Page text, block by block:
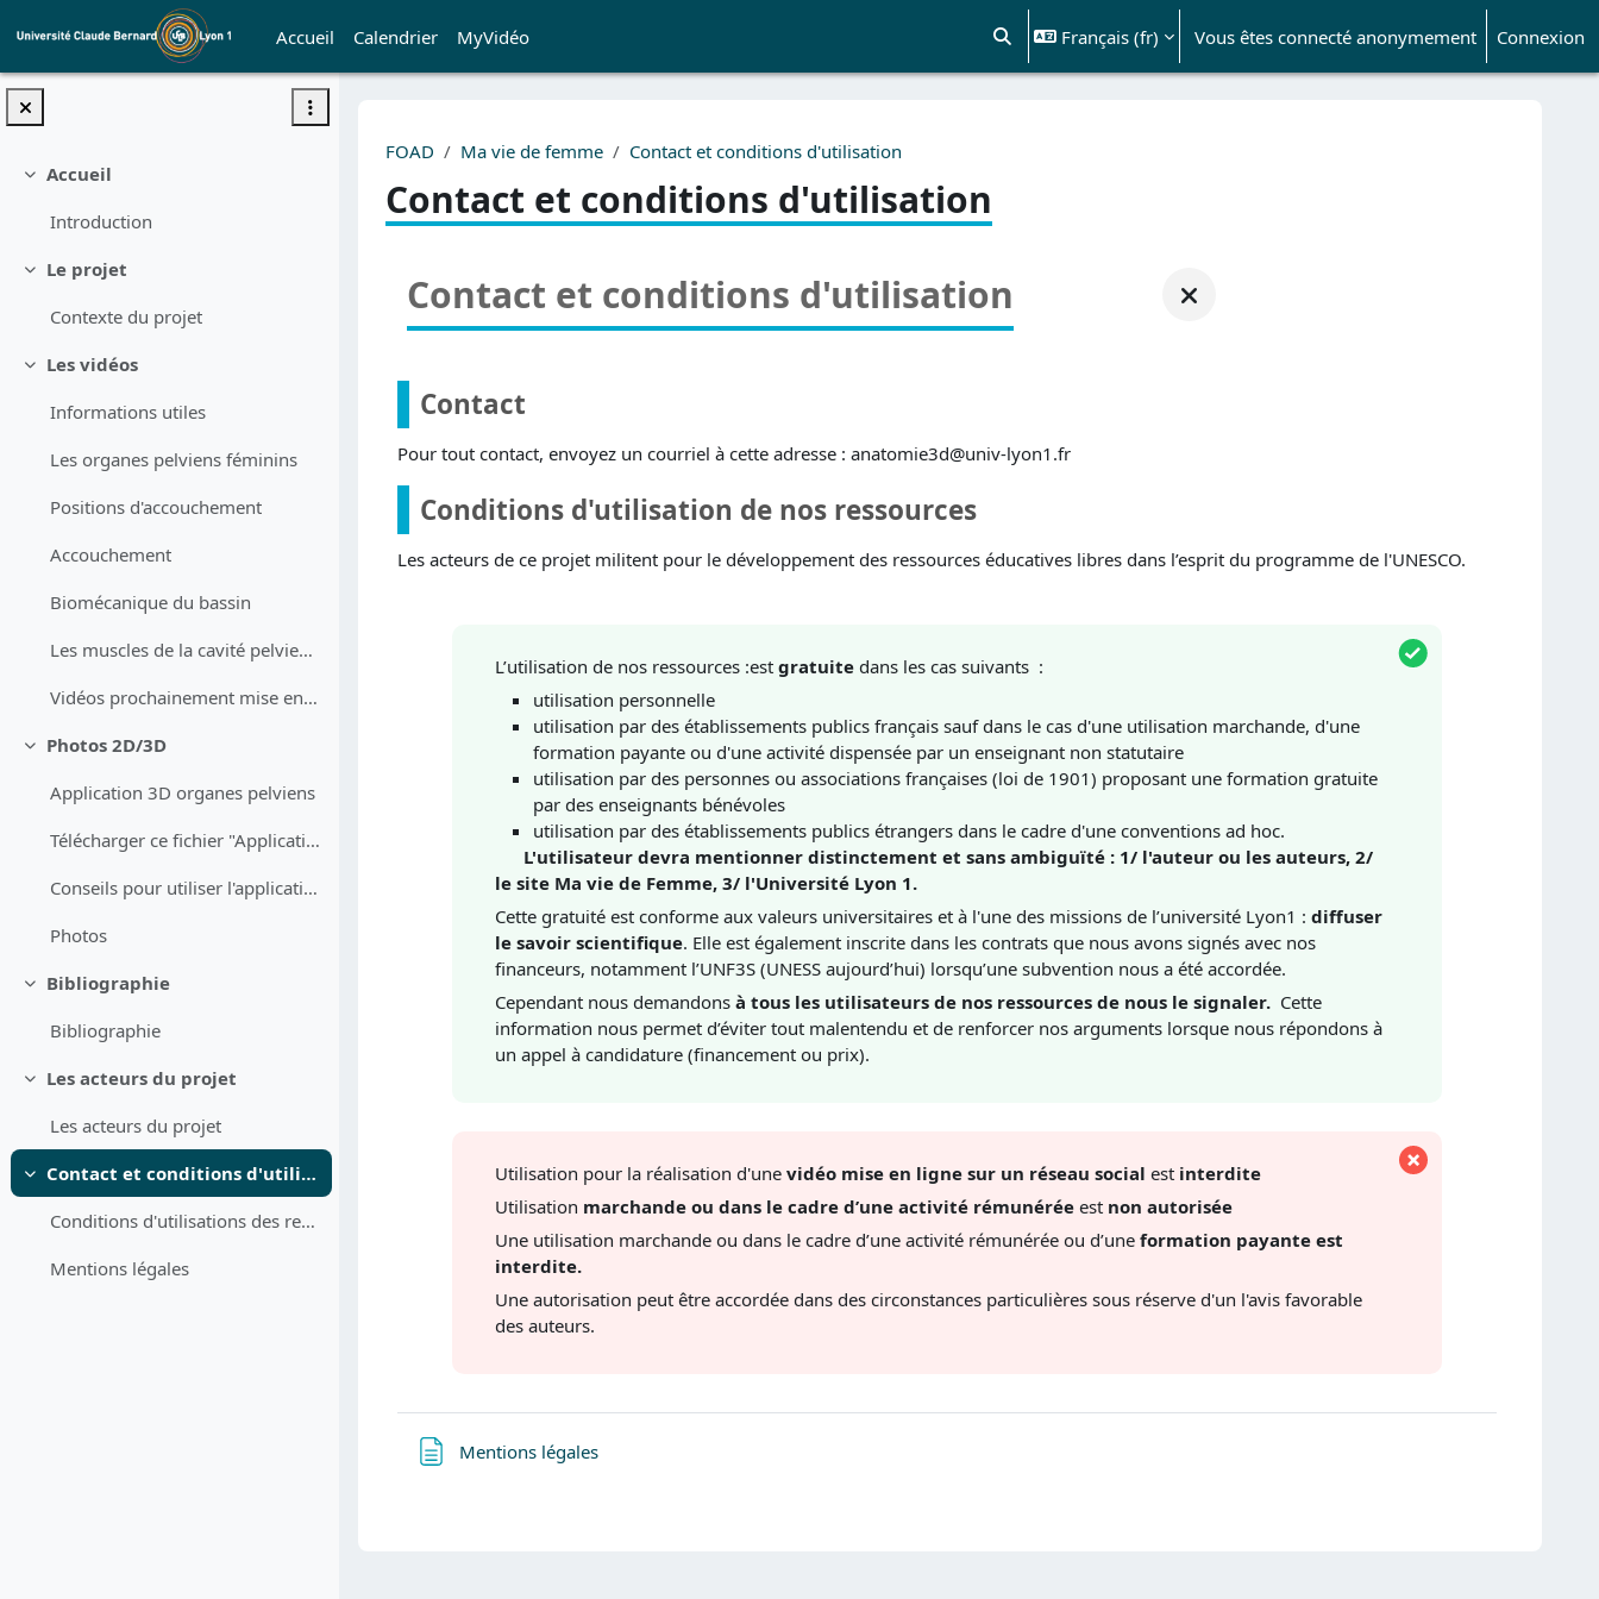
Passer au contenu principal
Accueil
Calendrier MyVidéo Activer/désactiver la saisie de recherche
Français ‎(fr)‎ Vous êtes connecté anonymement Connexion
Replier
Accueil
Introduction
Replier
Le projet
Contexte du projet
Replier
Les vidéos
Informations utiles
Les organes pelviens féminins
Positions d'accouchement
Accouchement
Biomécanique du bassin
Les muscles de la cavité pelvienne
Vidéos prochainement mise en ligne
Replier
Photos 2D/3D
Application 3D organes pelviens
Télécharger ce fichier "Application 3D Organes pelviens visibles "dans les 3 directions de l'espace et possibilité d'enlever et ajouter les organes
Conseils pour utiliser l'application 3D
Photos
Replier
Bibliographie
Bibliographie
Replier
Les acteurs du projet
Les acteurs du projet
Replier
Contact et conditions d'utilisation
Conditions d'utilisations des ressources
Mentions légales
FOAD Ma vie de femme Contact et conditions d'utilisation
Contact et conditions d'utilisation
Contact et conditions d'utilisation
Contact
Pour tout contact, envoyez un courriel à cette adresse : anatomie3d@univ-lyon1.fr
Conditions d'utilisation de nos ressources
Les acteurs de ce projet militent pour le développement des ressources éducatives libres dans l’esprit du programme de l'UNESCO.
L’utilisation de nos ressources :estgratuite dans les cas suivants :
utilisation personnelle
utilisation par des établissements publics français sauf dans le cas d'une utilisation marchande, d'une
formation payante ou d'une activité dispensée par un enseignant non statutaire
utilisation par des personnes ou associations françaises (loi de 1901) proposant une formation gratuite
par des enseignants bénévoles
utilisation par des établissements publics étrangers dans le cadre d'une conventions ad hoc.
L'utilisateur devra mentionner distinctement et sans ambiguïté : 1/ l'auteur ou les auteurs, 2/
le site Ma vie de Femme, 3/ l'Université Lyon 1.
Cette gratuité est conforme aux valeurs universitaires et à l'une des missions de l’université Lyon1 :diffuser
le savoir scientifique. Elle est également inscrite dans les contrats que nous avons signés avec nos
financeurs, notamment l’UNF3S (UNESS aujourd’hui) lorsqu’une subvention nous a été accordée.
Cependant nous demandonsà tous les utilisateurs de nos ressources de nous le signaler. Cette
information nous permet d’éviter tout malentendu et de renforcer nos arguments lorsque nous répondons à
un appel à candidature (financement ou prix).
Utilisation pour la réalisation d'une vidéo mise en ligne sur un réseau socialest interdite
Utilisation marchande ou dans le cadre d’une activité rémunéréeest non autorisée
Une utilisation marchande ou dans le cadre d’une activité rémunérée ou d’uneformation payante est
interdite.
Une autorisation peut être accordée dans des circonstances particulières sous réserve d'un l'avis favorable
des auteurs.
Mentions légales